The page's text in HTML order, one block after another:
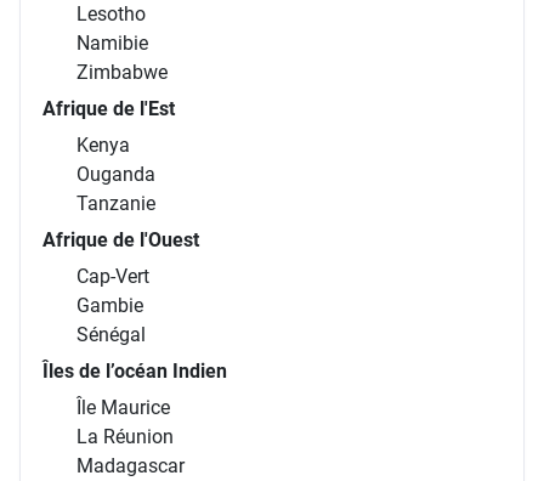
Lesotho
Namibie
Zimbabwe
Afrique de l'Est
Kenya
Ouganda
Tanzanie
Afrique de l'Ouest
Cap-Vert
Gambie
Sénégal
Îles de l’océan Indien
Île Maurice
La Réunion
Madagascar